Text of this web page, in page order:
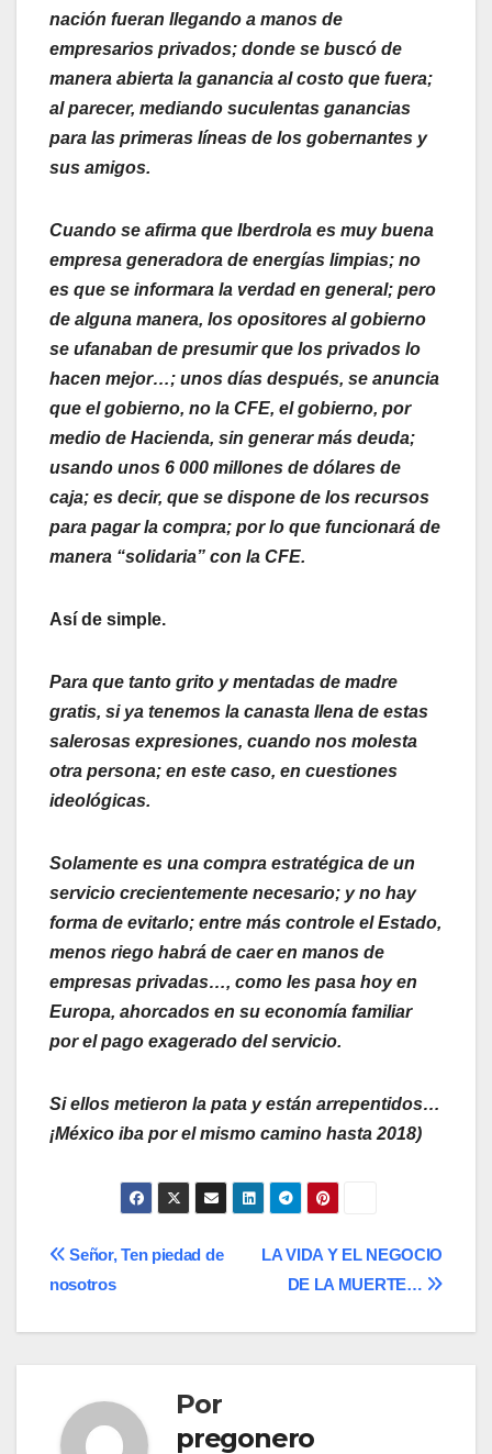
nación fueran llegando a manos de
empresarios privados; donde se buscó de
manera abierta la ganancia al costo que fuera;
al parecer, mediando suculentas ganancias
para las primeras líneas de los gobernantes y
sus amigos.
Cuando se afirma que Iberdrola es muy buena
empresa generadora de energías limpias; no
es que se informara la verdad en general; pero
de alguna manera, los opositores al gobierno
se ufanaban de presumir que los privados lo
hacen mejor…; unos días después, se anuncia
que el gobierno, no la CFE, el gobierno, por
medio de Hacienda, sin generar más deuda;
usando unos 6 000 millones de dólares de
caja; es decir, que se dispone de los recursos
para pagar la compra; por lo que funcionará de
manera “solidaria” con la CFE.
Así de simple.
Para que tanto grito y mentadas de madre
gratis, si ya tenemos la canasta llena de estas
salerosas expresiones, cuando nos molesta
otra persona; en este caso, en cuestiones
ideológicas.
Solamente es una compra estratégica de un
servicio crecientemente necesario; y no hay
forma de evitarlo; entre más controle el Estado,
menos riego habrá de caer en manos de
empresas privadas…, como les pasa hoy en
Europa, ahorcados en su economía familiar
por el pago exagerado del servicio.
Si ellos metieron la pata y están arrepentidos…
¡México iba por el mismo camino hasta 2018)
Navegación
LA VIDA Y EL NEGOCIO
DE LA MUERTE…
Señor, Ten piedad de
nosotros
Por
pregonero